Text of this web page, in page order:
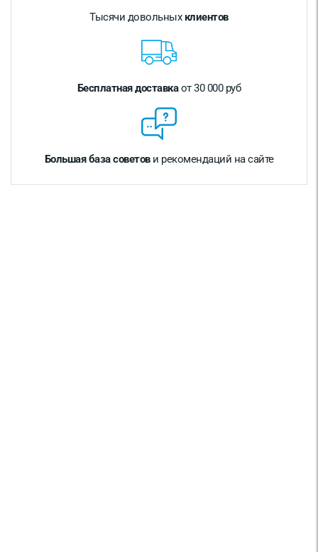
Тысячи довольных клиентов
Бесплатная доставкаот 30 000 руб
Большая база советови рекомендаций на сайте